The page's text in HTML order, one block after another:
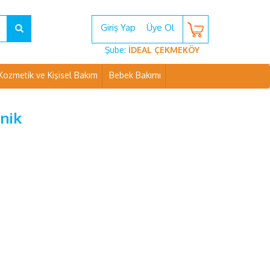
Giriş Yap Üye Ol
Şube: İDEAL ÇEKMEKÖY
ve Kişisel Bakım Bebek Bakımı